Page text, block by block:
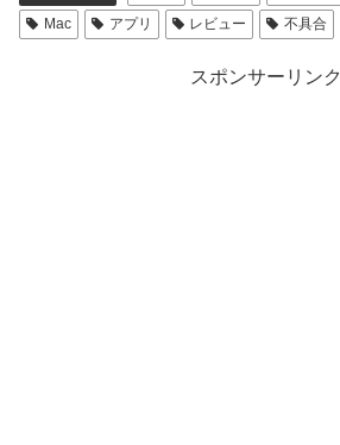
Mac アプリ レビュー 不具合
スポンサーリンク